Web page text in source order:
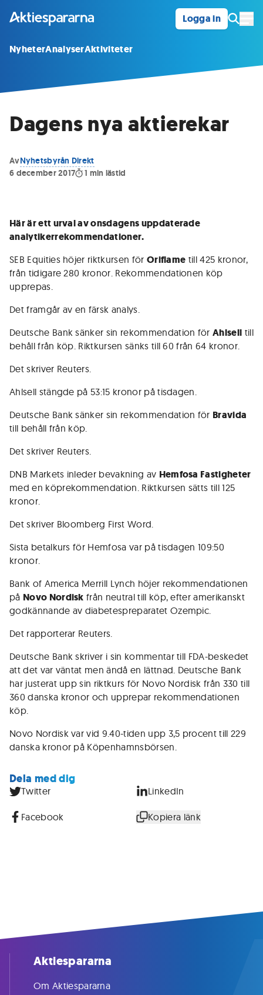
Logga in
NyheterAnalyserAktiviteter
Dagens nya aktierekar
AvNyhetsbyrån Direkt
6 december 2017
1 min lästid
Här är ett urval av onsdagens uppdaterade
analytikerrekommendationer.
SEB Equities höjer riktkursen för Oriflame till 425 kronor,
från tidigare 280 kronor. Rekommendationen köp
upprepas.
Det framgår av en färsk analys.
Deutsche Bank sänker sin rekommendation förAhlsell till
behåll från köp. Riktkursen sänks till 60 från 64 kronor.
Det skriver Reuters.
Ahlsell stängde på 53:15 kronor på tisdagen.
Deutsche Bank sänker sin rekommendation för Bravida
till behåll från köp.
Det skriver Reuters.
DNB Markets inleder bevakning av Hemfosa Fastigheter
med en köprekommendation. Riktkursen sätts till 125
kronor.
Det skriver Bloomberg First Word.
Sista betalkurs för Hemfosa var på tisdagen 109:50
kronor.
Bank of America Merrill Lynch höjer rekommendationen
på Novo Nordisk från neutral till köp, efter amerikanskt
godkännande av diabetespreparatet Ozempic.
Det rapporterar Reuters.
Deutsche Bank skriver i sin kommentar till FDA-beskedet
att det var väntat men ändå en lättnad. Deutsche Bank
har justerat upp sin riktkurs för Novo Nordisk från 330 till
360 danska kronor och upprepar rekommendationen
köp.
Novo Nordisk var vid 9.40-tiden upp 3,5 procent till 229
danska kronor på Köpenhamnsbörsen.
Dela med dig
Twitter LinkedIn
Facebook Kopiera länk
Aktiespararna
Om Aktiespararna